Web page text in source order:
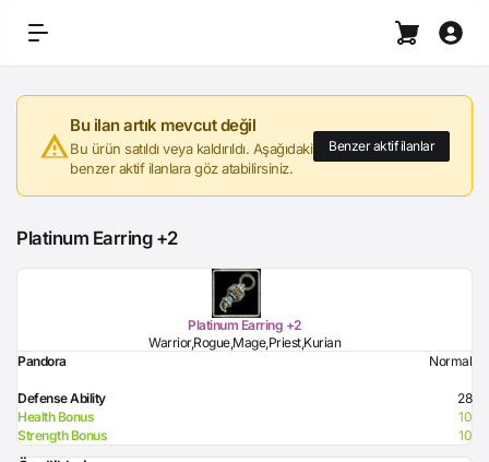
Bu ilan artık mevcut değil
Bu ürün satıldı veya kaldırıldı. Aşağıdaki
benzer aktif ilanlara göz atabilirsiniz.
Benzer aktif ilanlar
Platinum Earring +2
Platinum Earring +2
Warrior,Rogue,Mage,Priest,Kurian
Pandora
Normal
Defense Ability
28
Health Bonus
10
Strength Bonus
10